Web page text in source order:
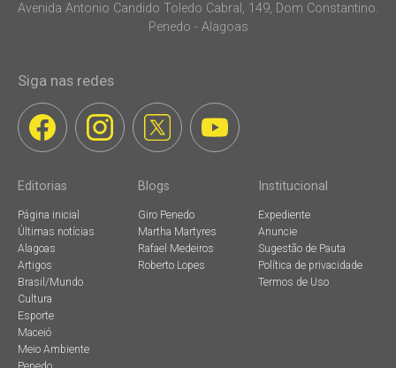
Avenida Antonio Candido Toledo Cabral, 149, Dom Constantino.
Penedo - Alagoas
Siga nas redes
Editorias
Página inicial
Últimas notícias
Alagoas
Artigos
Brasil/Mundo
Cultura
Esporte
Maceió
Meio Ambiente
Blogs
Giro Penedo
Martha Martyres
Rafael Medeiros
Roberto Lopes
Institucional
Expediente
Anuncie
Sugestão de Pauta
Política de privacidade
Termos de Uso